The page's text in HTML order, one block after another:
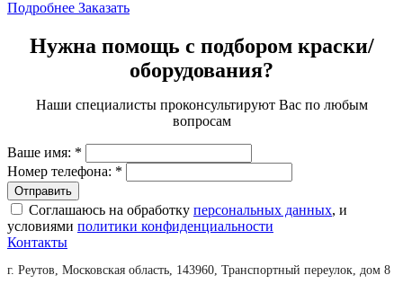
Подробнее Заказать
Нужна помощь с подбором краски/
оборудования?
Наши специалисты проконсультируют Вас по любым
вопросам
Ваше имя: *
Номер телефона: *
Соглашаюсь на обработку персональных данных, и
условиями политики конфиденциальности
Контакты
г. Реутов, Московская область, 143960, Транспортный переулок, дом 8